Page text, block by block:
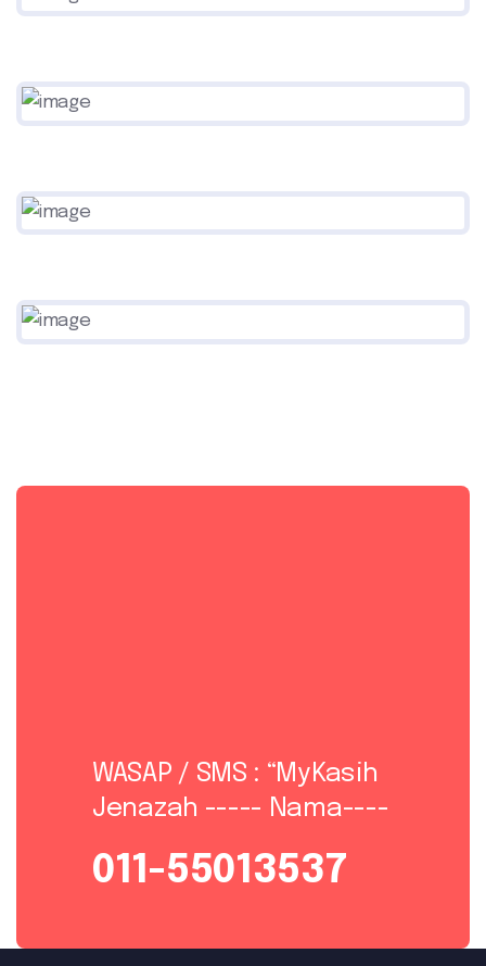
WASAP / SMS : “MyKasih
Jenazah ----- Nama----
011-55013537